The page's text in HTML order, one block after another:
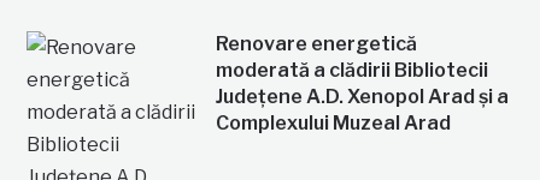
Renovare energetică
moderată a clădirii Bibliotecii
Județene A.D. Xenopol Arad și a
Complexului Muzeal Arad